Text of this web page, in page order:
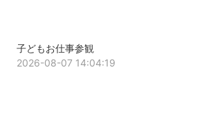
子どもお仕事参観
2026-08-07 14:04:19